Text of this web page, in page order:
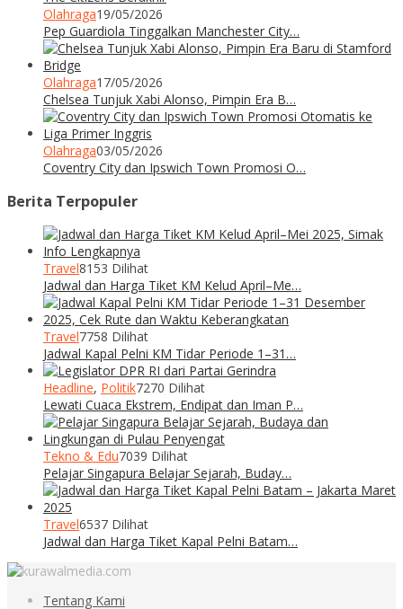
Olahraga19/05/2026
Pep Guardiola Tinggalkan Manchester City…
Olahraga17/05/2026
Chelsea Tunjuk Xabi Alonso, Pimpin Era B…
Olahraga03/05/2026
Coventry City dan Ipswich Town Promosi O…
Berita Terpopuler
Travel8153 Dilihat
Jadwal dan Harga Tiket KM Kelud April–Me…
Travel7758 Dilihat
Jadwal Kapal Pelni KM Tidar Periode 1–31…
Headline, Politik7270 Dilihat
Lewati Cuaca Ekstrem, Endipat dan Iman P…
Tekno & Edu7039 Dilihat
Pelajar Singapura Belajar Sejarah, Buday…
Travel6537 Dilihat
Jadwal dan Harga Tiket Kapal Pelni Batam…
Tentang Kami